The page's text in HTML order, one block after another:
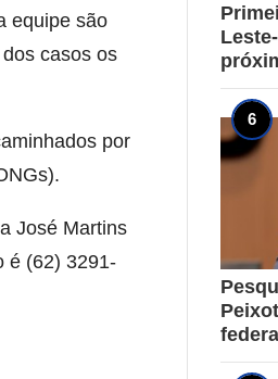
equipe são
casos os
por
José Martins
é (62) 3291-